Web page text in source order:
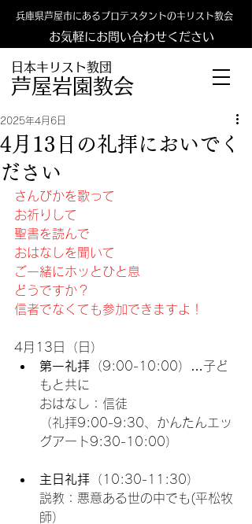
日本キリスト教団
​​芦屋岩園教会
兵庫県芦屋市にあるプロテスタントのキリスト教会
お気軽にお問い合わせください
4月13日の礼拝においでく
ださい
2025年4月6日
さんびかを歌って
お祈りして
聖書を読んで
おはなしを聞いて
ご一緒にホッとひと息
どうですか？
信者でなくても参加できますよ！
4月13日（日）
第一礼拝 （9:00-10:00）…子ど
もと共に
おはなし：信徒
（礼拝9:00-9:30、かんたんエッ
グアート9:30-10:00）
主日礼拝 （10:30-11:30）
説教：悪意ある世の中でも(平松牧
師）